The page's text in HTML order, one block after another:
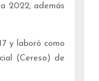
2022; además
y laboró como
(Cereso) de